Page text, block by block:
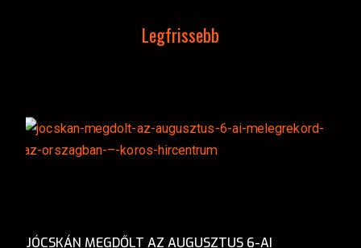
Legfrissebb
JÓCSKÁN MEGDŐLT AZ AUGUSZTUS 6-AI